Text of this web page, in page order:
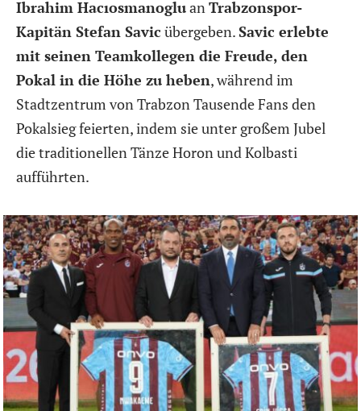
Ibrahim Hacıosmanogluan Trabzonspor-
Kapitän Stefan Savic übergeben.Savic erlebte
mit seinen Teamkollegen die Freude, den
Pokal in die Höhe zu heben, während im
Stadtzentrum von Trabzon Tausende Fans den
Pokalsieg feierten, indem sie unter großem Jubel
die traditionellen Tänze Horon und Kolbasti
aufführten.